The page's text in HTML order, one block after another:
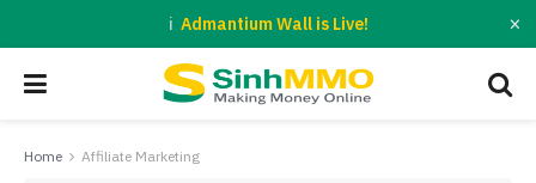
Admantium Wall is Live! ×
Home Affiliate Marketing